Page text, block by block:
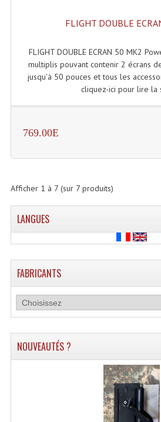
Filtres Et Divers
Flexibles Lumineux
Guirlandes
Gyrophares À
Lampes De
Lampes Halogenes
Lumières Noire
Lyres
Panneaux, Piste Danse
FLIGHT DOUBLE
FLIGHT DOUBLE ECRAN 50 MK2
multiplis pouvant contenir 2 écrans
jusqu'à 50 pouces et tous les
cliquez-ici pour lire la
769.00E
Afficher 1 à 7(sur 7produits)
LANGUES
FABRICANTS
NOUVEAUTÉS ?